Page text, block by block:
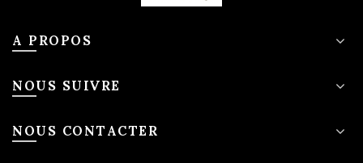
A PROPOS
NOUS SUIVRE
NOUS CONTACTER